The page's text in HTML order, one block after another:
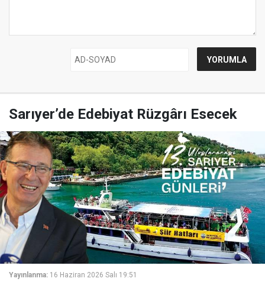
Sarıyer’de Edebiyat Rüzgârı Esecek
Yayınlanma: 16 Haziran 2026 Salı 19:51